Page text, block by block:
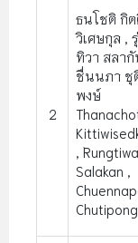
2
ธนโชติ กิ
วิเศษกุล ,
ทิวา สลา
ชื่นนภา ชุ
พงษ์
, Rungtiwa
Salakan ,
Chutipong